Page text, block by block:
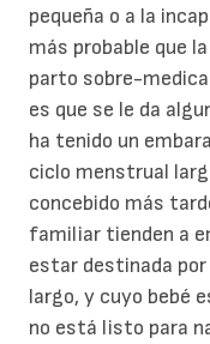
pequeña o a la
más probable que
parto sobre-
es que se le da
ha tenido un
ciclo menstrual
concebido más
familiar tienden a
estar destinada
largo, y cuyo bebé
no está listo para